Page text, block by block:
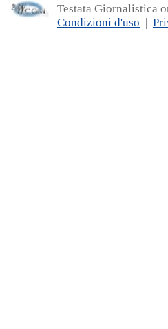
Testata Giornalistica
Condizioni d'uso |